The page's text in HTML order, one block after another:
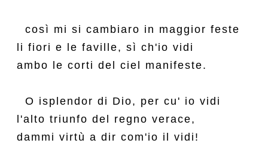
  così mi si cambiaro in maggior feste
li fiori e le faville, sì ch'io vidi
ambo le corti del ciel manifeste.
  O isplendor di Dio, per cu' io vidi
l'alto triunfo del regno verace,
dammi virtù a dir com'io il vidi!